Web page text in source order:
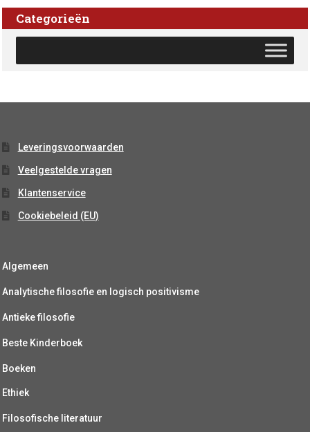
Categorieën
Leveringsvoorwaarden
Veelgestelde vragen
Klantenservice
Cookiebeleid (EU)
Algemeen
Analytische filosofie en logisch positivisme
Antieke filosofie
Beste Kinderboek
Boeken
Ethiek
Filosofische literatuur